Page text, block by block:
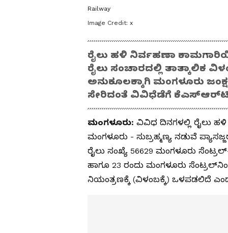
Railway
Image Credit: x
ರೈಲು ಹಳಿ ನಿರ್ವಹಣಾ
ರೈಲು ಸಂಚಾರದಲ್ಲಿ ತಾತ್ಕಾಲಿಕ
ಅನುಕೂಲಕ್ಕಾಗಿ ಮಂಗಳೂರು
ಸೇರಿದಂತೆ ವಿವಿಧೆಡೆಗೆ
ಮಂಗಳೂರು: ವಿವಿಧ ದಿನಗಳಲ್ಲಿ ರೈಲು ಹಳಿ
ಮಂಗಳೂರು - ಸುಬ್ರಹ್ಮಣ್ಯ ನಡುವೆ
ರೈಲು ಸಂಖ್ಯೆ 56629 ಮಂಗಳೂರು
ಹಾಗೂ 23 ರಂದು ಮಂಗಳೂರು
ನಿಯಂತ್ರಣಕ್ಕೆ (ವಿಳಂಬಕ್ಕೆ) ಒಳಪಡಲಿದೆ